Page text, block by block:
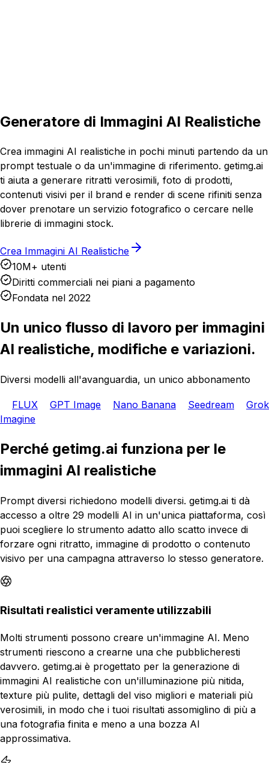
Generatore di Immagini AI Realistiche
Crea immagini AI realistiche in pochi minuti partendo da un
prompt testuale o da un'immagine di riferimento. getimg.ai
ti aiuta a generare ritratti verosimili, foto di prodotti,
contenuti visivi per il brand e render di scene rifiniti senza
dover prenotare un servizio fotografico o cercare nelle
librerie di immagini stock.
Crea Immagini AI Realistiche
10M+ utenti
Diritti commerciali nei piani a pagamento
Fondata nel 2022
Un unico flusso di lavoro per immagini
AI realistiche, modifiche e variazioni.
Diversi modelli all'avanguardia, un unico abbonamento
FLUX GPT Image Nano Banana Seedream
Grok
Imagine
Perché getimg.ai funziona per le
immagini AI realistiche
Prompt diversi richiedono modelli diversi. getimg.ai ti dà
accesso a oltre 29 modelli AI in un'unica piattaforma, così
puoi scegliere lo strumento adatto allo scatto invece di
forzare ogni ritratto, immagine di prodotto o contenuto
visivo per una campagna attraverso lo stesso generatore.
Risultati realistici veramente utilizzabili
Molti strumenti possono creare un'immagine AI. Meno
strumenti riescono a crearne una che pubblicheresti
davvero. getimg.ai è progettato per la generazione di
immagini AI realistiche con un'illuminazione più nitida,
texture più pulite, dettagli del viso migliori e materiali più
verosimili, in modo che i tuoi risultati assomiglino di più a
una fotografia finita e meno a una bozza AI
approssimativa.